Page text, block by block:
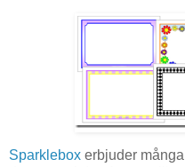
Sparklebox erbjuder